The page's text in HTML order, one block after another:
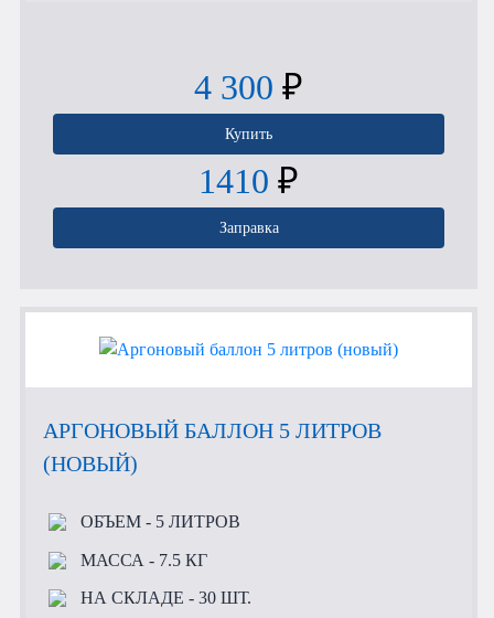
4 300 ₽
Купить
1410 ₽
Заправка
АРГОНОВЫЙ БАЛЛОН 5 ЛИТРОВ
(НОВЫЙ)
ОБЪЕМ- 5 ЛИТРОВ
МАССА - 7.5 КГ
НА СКЛАДЕ - 30 ШТ.